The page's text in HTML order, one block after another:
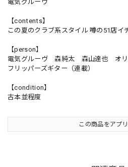
電気グルーヴ
【contents】
この夏のクラブ系スタイル 噂の51店イ
【person】
電気グルーヴ 森純太 森山達也 オ
フリッパーズギター（連載）
【condition】
古本並程度
この商品をアプ